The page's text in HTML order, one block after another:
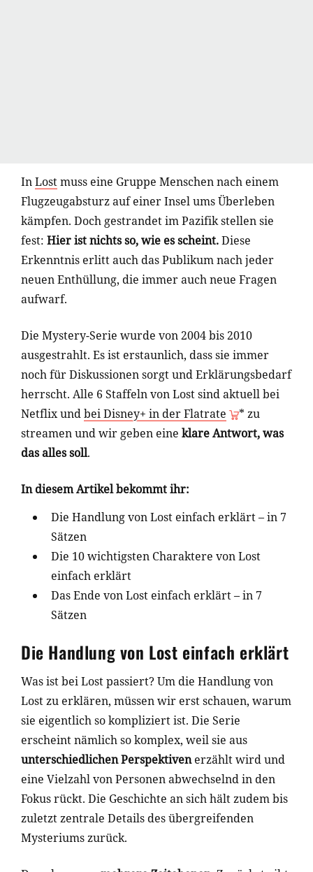
InLostmuss eine Gruppe Menschen nach einem
Flugzeugabsturz auf einer Insel ums Überleben
kämpfen. Doch gestrandet im Pazifik stellen sie
fest: Hier ist nichts so, wie es scheint.Diese
Erkenntnis erlitt auch das Publikum nach jeder
neuen Enthüllung, die immer auch neue Fragen
aufwarf.
Die Mystery-Serie wurde von 2004 bis 2010
ausgestrahlt. Es ist erstaunlich, dass sie immer
noch für Diskussionen sorgt und Erklärungsbedarf
herrscht. Alle 6 Staffeln von Lost sind aktuell bei
Netflix undbei Disney+ in der Flatrate
* zu
streamen und wir geben eine klare Antwort, was
das alles soll.
In diesem Artikel bekommt ihr:
Die Handlung von Lost einfach erklärt – in 7
Sätzen
Die 10 wichtigsten Charaktere von Lost
einfach erklärt
Das Ende von Lost einfach erklärt – in 7
Sätzen
Die Handlung von Lost einfach erklärt
Was ist bei Lost passiert? Um die Handlung von
Lost zu erklären, müssen wir erst schauen, warum
sie eigentlich so kompliziert ist. Die Serie
erscheint nämlich so komplex, weil sie aus
unterschiedlichen Perspektivenerzählt wird und
eine Vielzahl von Personen abwechselnd in den
Fokus rückt. Die Geschichte an sich hält zudem bis
zuletzt zentrale Details des übergreifenden
Mysteriums zurück.